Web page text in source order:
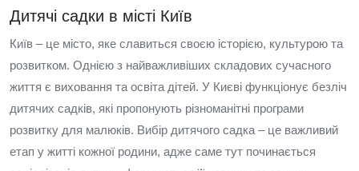
Дитячі садки в місті Київ
Київ – це місто, яке славиться своєю історією, культурою та
розвитком. Однією з найважливіших складових сучасного
життя є виховання та освіта дітей. У Києві функціонує безліч
дитячих садків, які пропонують різноманітні програми
розвитку для малюків. Вибір дитячого садка – це важливий
етап у житті кожної родини, адже саме тут починається